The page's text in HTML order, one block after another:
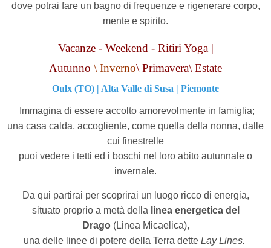
dove potrai fare un bagno di frequenze e rigenerare corpo,
mente e spirito.
Vacanze - Weekend - Ritiri Yoga |
Autunno \ Inverno\ Primavera\ Estate
Oulx (TO) | Alta Valle di Susa | Piemonte
Immagina di essere accolto amorevolmente in famiglia;
una casa calda, accogliente, come quella della nonna, dalle
cui finestrelle
puoi vedere i tetti ed i boschi nel loro abito autunnale o
invernale.
Da qui partirai per scoprirai un luogo ricco di energia,
situato proprio a metà della linea energetica del
Drago (Linea Micaelica),
una delle linee di potere della Terra dette Lay Lines.